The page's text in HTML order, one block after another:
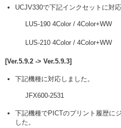
UCJV330で下記インクセットに対応
LUS-190 4Color / 4Color+WW
LUS-210 4Color / 4Color+WW
[Ver.5.9.2 -> Ver.5.9.3]
下記機種に対応しました。
JFX600-2531
下記機種でPICTのプリント履歴に
した。